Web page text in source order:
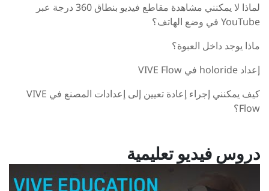
لماذا لا يمكنني مشاهدة مقاطع فيديو بنطاق 360 درجة عبر
YouTube في وضع الهاتف؟
ماذا يوجد داخل العبوة؟
إعداد holoride في VIVE Flow
كيف يمكنني إجراء إعادة تعيين إلى إعدادات المصنع في VIVE
Flow؟
دروس فيديو تعليمية